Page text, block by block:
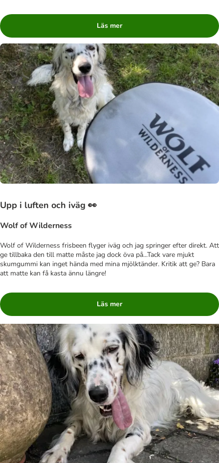
Läs mer
Upp i luften och iväg 👀
Wolf of Wilderness
Wolf of Wilderness frisbeen flyger iväg och jag springer efter direkt. Att
ge tillbaka den till matte måste jag dock öva på...Tack vare mjukt
skumgummi kan inget hända med mina mjölktänder. Kritik att ge? Bara
att matte kan få kasta ännu längre!
Läs mer